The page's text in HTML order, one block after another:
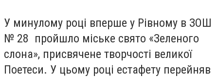
У минулому році вперше у Рівному в ЗОШ
№ 28 пройшло міське свято «Зеленого
слона», присвячене творчості великої
Поетеси. У цьому році естафету перейняв